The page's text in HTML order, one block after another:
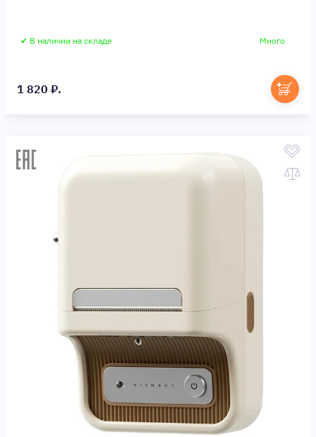
✔ В наличии на складе Много
1 820 ₽.